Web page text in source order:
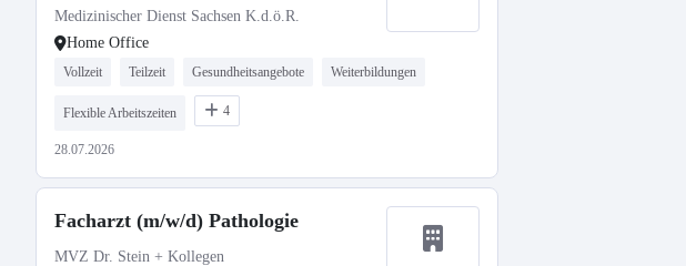
Medizinischer Dienst Sachsen K.d.ö.R.
Home Office
Vollzeit Teilzeit Gesundheitsangebote Weiterbildungen
Flexible Arbeitszeiten 4
28.07.2026
Facharzt (m/w/d) Pathologie
MVZ Dr. Stein + Kollegen